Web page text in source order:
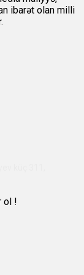
ibarət olan milli
ol !